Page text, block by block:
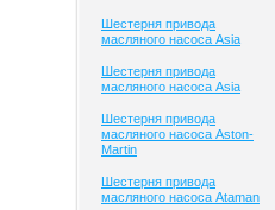
Шестерня привода
масляного насоса Asia
Шестерня привода
масляного насоса Asia
Шестерня привода
масляного насоса Aston-
Martin
Шестерня привода
масляного насоса Ataman